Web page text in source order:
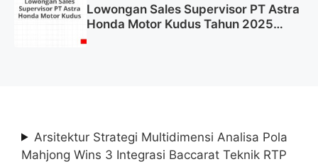
Lowongan Sales Supervisor PT Astra
Honda Motor Kudus Tahun 2025
Arsitektur Strategi Multidimensi Analisa Pola
Mahjong Wins 3 Integrasi Baccarat Teknik RTP